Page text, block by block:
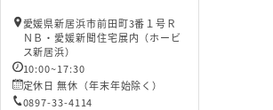
愛媛県新居浜市前田町3番１号Ｒ
ＮＢ・愛媛新聞住宅展内（ホービ
ス新居浜）
10:00~17:30
定休日 無休（年末年始除く）
0897-33-4114